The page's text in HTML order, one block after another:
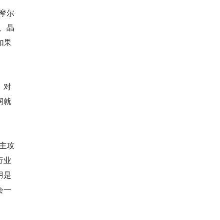
尔
晶
果
对
就
攻
业
是
一